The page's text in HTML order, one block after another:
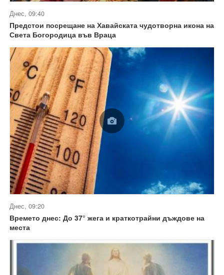
Днес, 09:40
Предстои посрещане на Хавайската чудотворна икона на
Света Богородица във Враца
Днес, 09:20
Времето днес: До 37° жега и краткотрайни дъждове на
места